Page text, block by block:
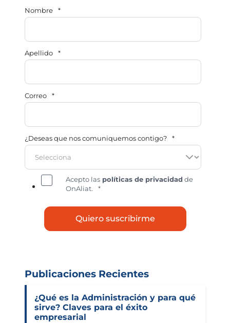
Nombre *
Apellido *
Correo *
¿Deseas que nos comuniquemos contigo? *
Acepto las políticas de privacidad de
OnAliat.
*
Publicaciones Recientes
¿Qué es la Administración y para qué
sirve? Claves para el éxito
empresarial